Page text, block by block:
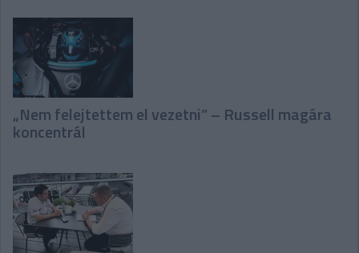
„Nem felejtettem el vezetni” – Russell magára
koncentrál